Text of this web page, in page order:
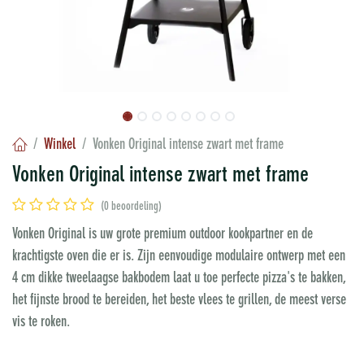
Winkel Vonken Original intense zwart met frame
Vonken Original intense zwart met frame
(0 beoordeling)
Vonken Original is uw grote premium outdoor kookpartner en de
krachtigste oven die er is. Zijn eenvoudige modulaire ontwerp met een
4 cm dikke tweelaagse bakbodem laat u toe perfecte pizza's te bakken,
het fijnste brood te bereiden, het beste vlees te grillen, de meest verse
vis te roken.